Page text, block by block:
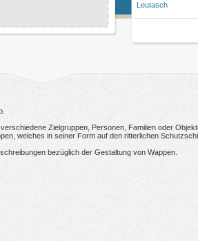
Leutasch
Zielgruppen, Personen, Familien oder
welches in seiner Form auf den ritterlichen
bezüglich der Gestaltung von Wappen.